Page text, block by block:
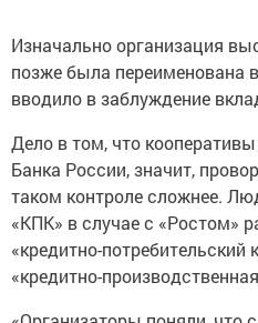
Изначально организация
позже была переименована
вводило в заблуждение
Дело в том, что
Банка России, значит,
таком контроле сложнее.
«КПК» в случае с «Ростом»
«кредитно-потребительский
«кредитно-